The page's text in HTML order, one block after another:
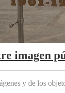
imagen
y de los